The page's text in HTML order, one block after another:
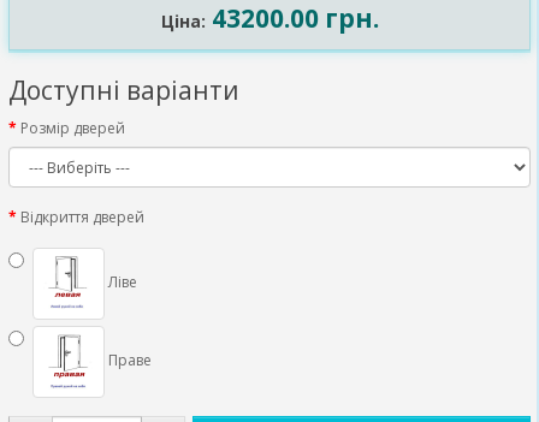
Ціна: 43200.00 грн.
Доступні варіанти
Розмір дверей
Відкриття дверей
Ліве
Праве